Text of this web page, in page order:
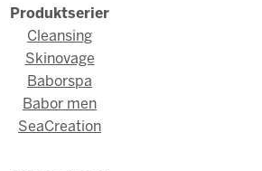
Produktserier
Cleansing
Skinovage
Baborspa
Babor men
SeaCreation